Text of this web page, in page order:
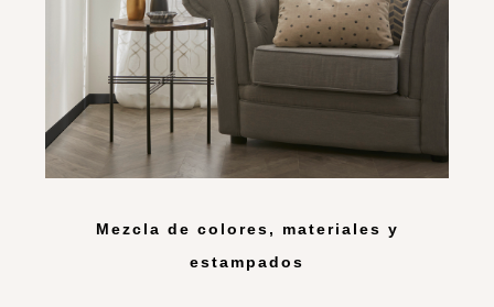
Mezcla de colores, materiales y
estampados